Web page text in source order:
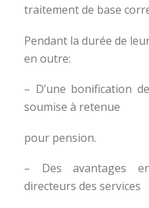
traitement de base
Pendant la durée de
en outre:
– D’une bonification
soumise à retenue
pour pension.
– Des avantages
directeurs des services